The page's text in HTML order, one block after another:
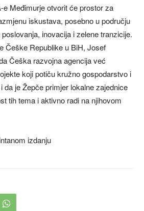
Međimurje otvorit će prostor za
iskustava, posebno u području
inovacija i zelene tranzicije.
Češke Republike u BiH, Josef
Češka razvojna agencija već
koji potiču kružno gospodarstvo i
da je Žepče primjer lokalne zajednice
tih tema i aktivno radi na njihovom
izdanju